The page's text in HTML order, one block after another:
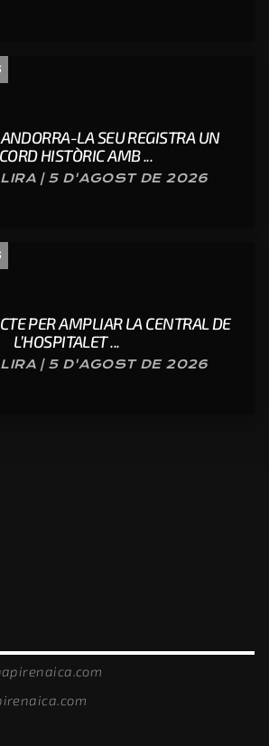
ANDORRA-LA SEU REGISTRA UN
HISTÒRIC AMB ...
| 5 D'AGOST DE 2026
PER AMPLIAR LA CENTRAL DE
L’HOSPITALET ...
| 5 D'AGOST DE 2026